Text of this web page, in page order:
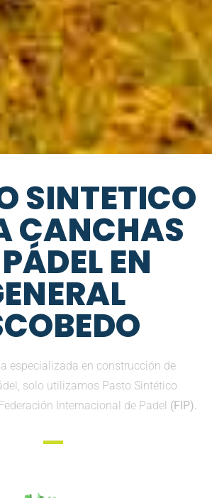
SINTETICO
CANCHAS
EN
especializada en construcción de
solo utilizamos Pasto Sintético
Internacional de Padel (FIP).